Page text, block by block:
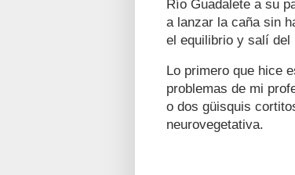
Río Guadalete a su
a lanzar la caña sin
el equilibrio y salí del
Lo primero que hice
problemas de mi
o dos güisquis
neurovegetativa.